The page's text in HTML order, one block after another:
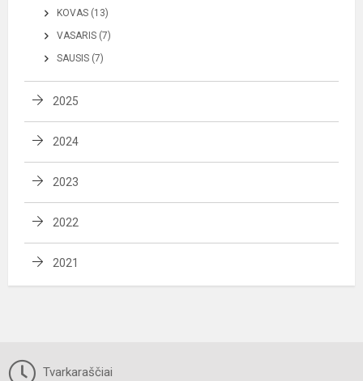
KOVAS (13)
VASARIS (7)
SAUSIS (7)
2025
2024
2023
2022
2021
Tvarkaraščiai